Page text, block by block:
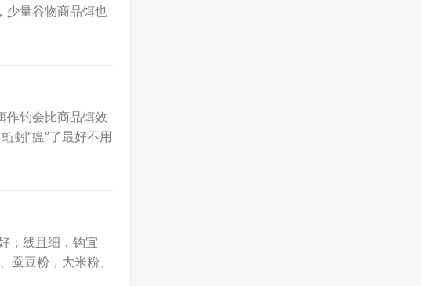
少量谷物商品饵也
作钓会比商品饵效
蚓“瘟”了最好不用
；线且细，钩宜
蚕豆粉，大米粉、